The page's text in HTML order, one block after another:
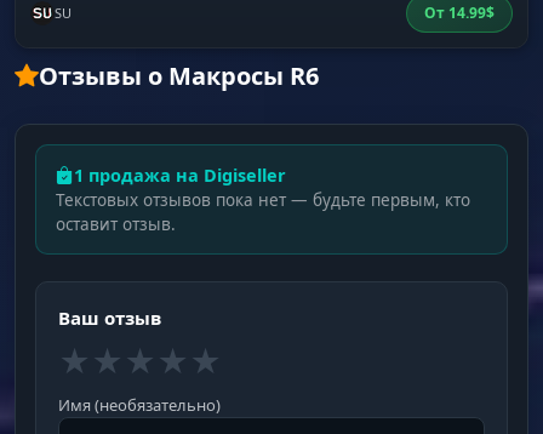
SU От 14.99$
Отзывы о Макросы R6
1 продажа на Digiseller
Текстовых отзывов пока нет — будьте первым, кто
оставит отзыв.
Ваш отзыв
★★★★★
Имя (необязательно)